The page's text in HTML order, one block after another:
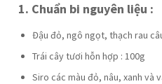
1. Chuẩn bi nguyên liệu :
Đậu đỏ, ngô ngọt, thạch rau
Trái cây tươi hỗn hợp : 100g
Siro các màu đỏ, nâu, xanh và